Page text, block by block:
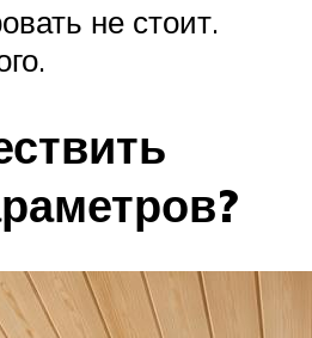
не стоит.